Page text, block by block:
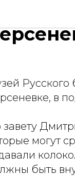
Русского
в
завету
могут
быть